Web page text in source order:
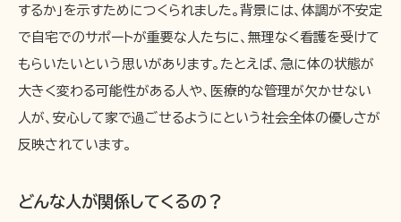
するか」を示すためにつくられました。背景には、体調が不安定
で自宅でのサポートが重要な人たちに、無理なく看護を受けて
もらいたいという思いがあります。たとえば、急に体の状態が
大きく変わる可能性がある人や、医療的な管理が欠かせない
人が、安心して家で過ごせるようにという社会全体の優しさが
反映されています。
どんな人が関係してくるの？